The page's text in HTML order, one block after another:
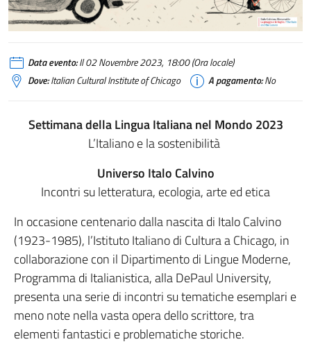
Data evento:Il 02 Novembre 2023, 18:00 (Ora locale)
Dove:Italian Cultural Institute of Chicago A pagamento:No
Settimana della Lingua Italiana nel Mondo 2023
L’Italiano e la sostenibilità
Universo Italo Calvino
Incontri su letteratura, ecologia, arte ed etica
In occasione centenario dalla nascita di Italo Calvino
(1923-1985), l’Istituto Italiano di Cultura a Chicago, in
collaborazione con il Dipartimento di Lingue Moderne,
Programma di Italianistica, alla DePaul University,
presenta una serie di incontri su tematiche esemplari e
meno note nella vasta opera dello scrittore, tra
elementi fantastici e problematiche storiche.